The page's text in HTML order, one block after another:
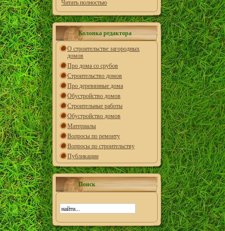
Читать полностью
Колонка редактора
О строительстве загородных
домов
Про дома со срубов
Строительство домов
Про деревянные дома
Обустройство домов
Строительные работы
Обустройство домов
Материалы
Вопросы по ремонту
Вопросы по строительству
Публикации
Поиск